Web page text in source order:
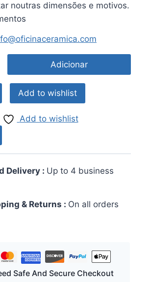
noutras dimensões e motivos.
Adicionar
Add to wishlist
Add to wishlist
Delivery : Up to 4 business
& Returns : On all orders
Safe And Secure Checkout